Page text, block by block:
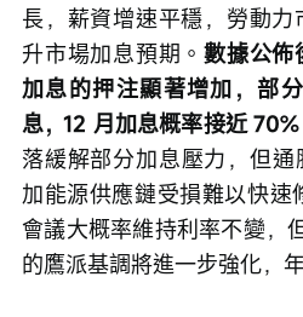
長，薪資增速平穩，勞動
升市場加息預期。數據公佈
加息的押注顯著增加，部
息，12 月加息概率接近
落緩解部分加息壓力，但
加能源供應鏈受損難以快速
會議大概率維持利率不變，
的鷹派基調將進一步強化，